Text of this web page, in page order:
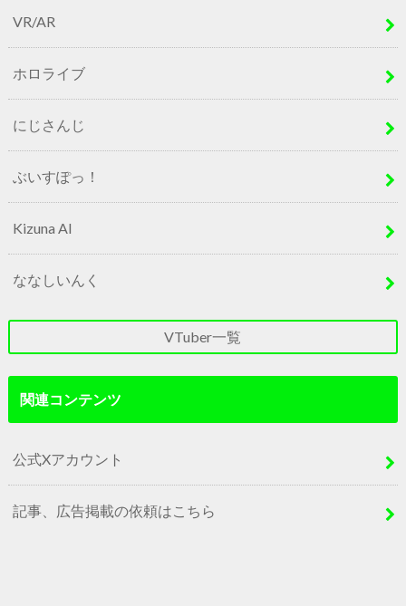
VR/AR
ホロライブ
にじさんじ
ぶいすぽっ！
Kizuna AI
ななしいんく
VTuber一覧
関連コンテンツ
公式Xアカウント
記事、広告掲載の依頼はこちら